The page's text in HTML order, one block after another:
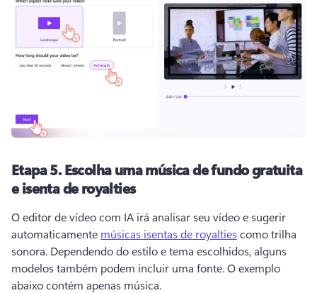
Etapa 5.Escolha uma música de fundo gratuita
e isenta de royalties
O editor de vídeo com IA irá analisar seu vídeo e sugerir
automaticamente músicas isentas de royalties como trilha
sonora. Dependendo do estilo e tema escolhidos, alguns
modelos também podem incluir uma fonte. O exemplo
abaixo contém apenas música.